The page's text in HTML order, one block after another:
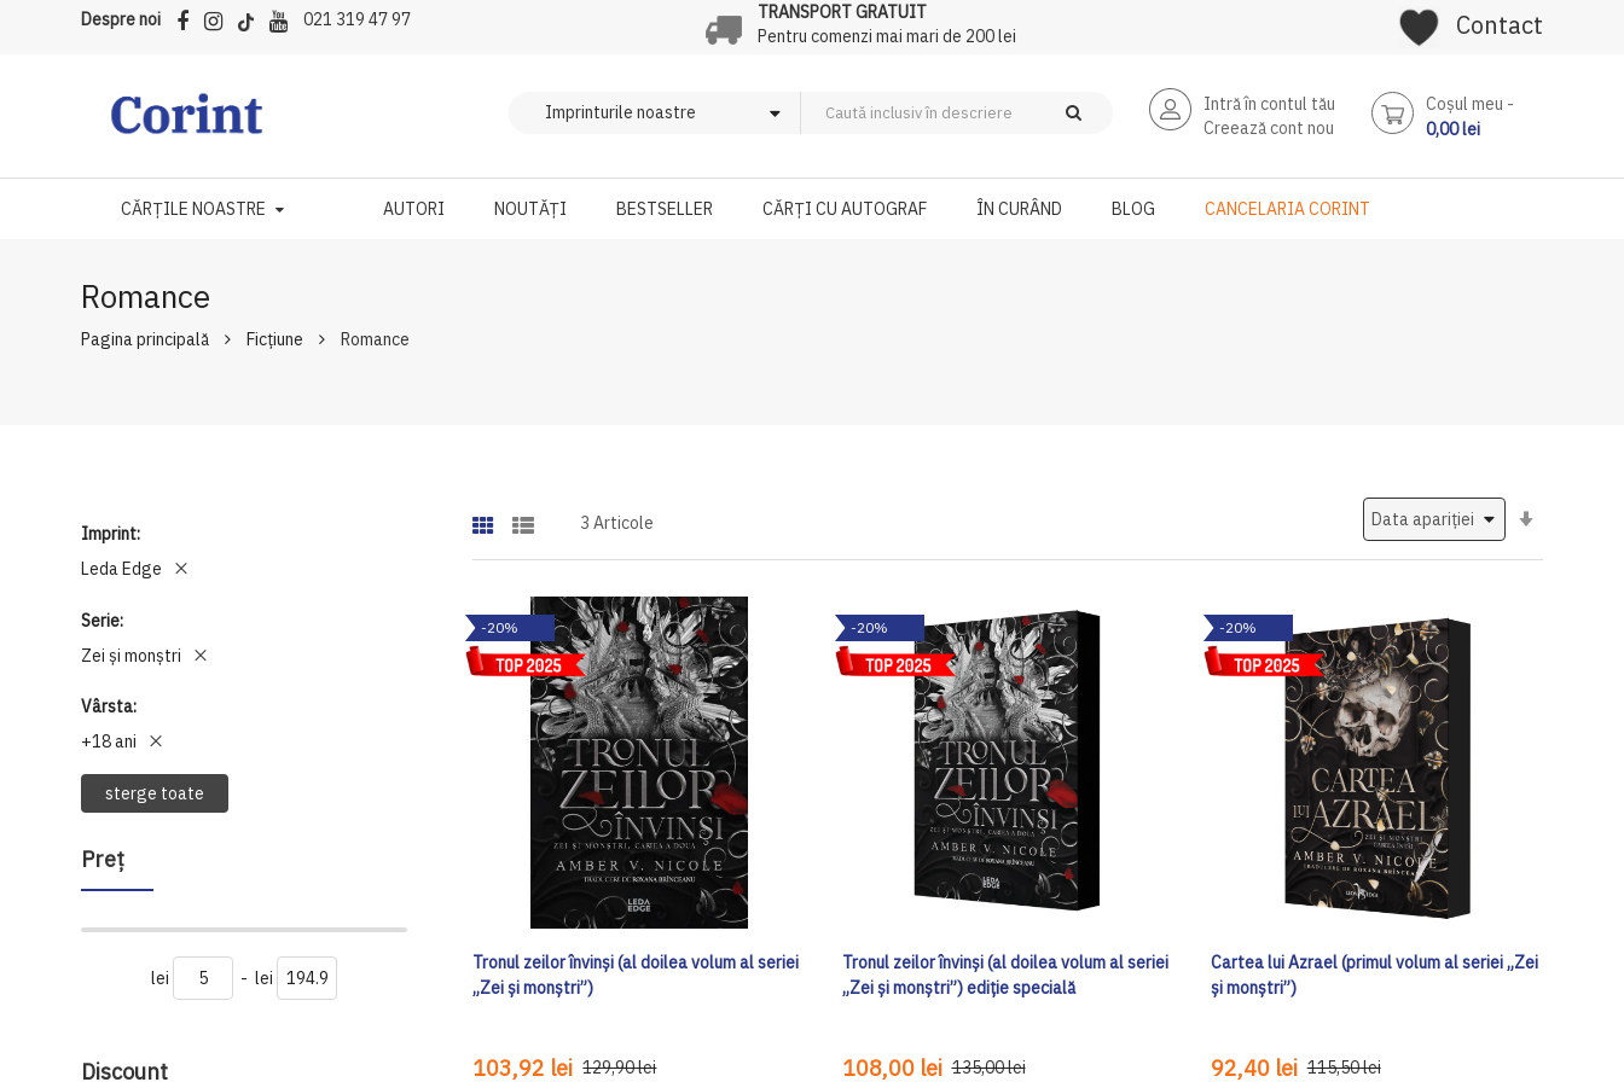
Despre noi 021 319 47 97
TRANSPORT GRATUIT
Pentru comenzi mai mari de 200 lei
Contact
Intră în contul tău
Creează cont nou
Coşul meu
0,00 lei
CĂRȚILE NOASTRE AUTORI NOUTĂȚI BESTSELLER CĂRȚI CU AUTOGRAF ÎN CURÂND BLOG CANCELARIA CORINT
Romance
Pagina principală Ficțiune Romance
Imprint
Leda Edge
Serie
Zei și monștri
Vârsta
+18 ani
sterge toate
Preţ
lei - lei
Discount
3 Articole
-20%
Tronul zeilor învinși (al doilea volum al seriei
„Zei și monștri”)
103,92 lei 129,90 lei
-20%
Tronul zeilor învinși (al doilea volum al seriei
„Zei și monștri”) ediţie specială
108,00 lei 135,00 lei
-20%
Cartea lui Azrael (primul volum al seriei „Zei
și monștri”)
92,40 lei 115,50 lei